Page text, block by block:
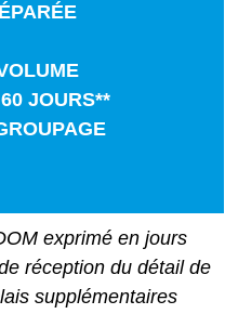
JOURS**
exprimé en jours
réception du détail de
supplémentaires